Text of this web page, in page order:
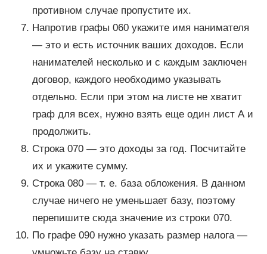
противном случае пропустите их.
Напротив графы 060 укажите имя нанимателя
— это и есть источник ваших доходов. Если
нанимателей несколько и с каждым заключен
договор, каждого необходимо указывать
отдельно. Если при этом на листе не хватит
граф для всех, нужно взять еще один лист А и
продолжить.
Строка 070 — это доходы за год. Посчитайте
их и укажите сумму.
Строка 080 — т. е. база обложения. В данном
случае ничего не уменьшает базу, поэтому
перепишите сюда значение из строки 070.
По графе 090 нужно указать размер налога —